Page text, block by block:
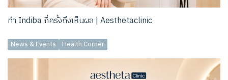
ทำ Indiba กี่ครั้งถึงเห็นผล | Aesthetaclinic
News & Events Health Corner